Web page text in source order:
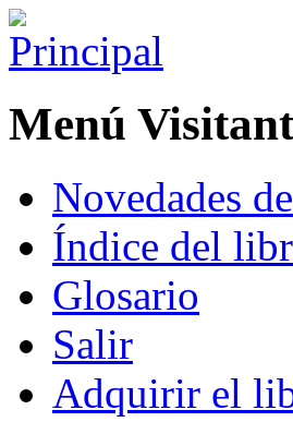
Menú
Novedades
Índice del
Glosario
Salir
Adquirir el